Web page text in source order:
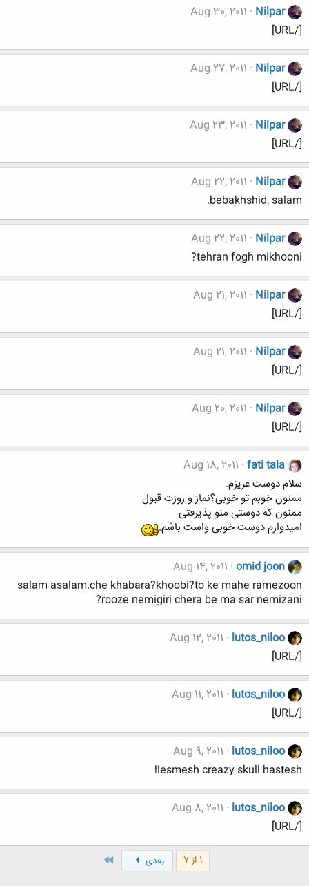
Nilpar
Aug 30, 2011
[/URL]
Nilpar
Aug 27, 2011
[/URL]
Nilpar
Aug 23, 2011
[/URL]
Nilpar
Aug 22, 2011
bebakhshid, salam.
Nilpar
Aug 22, 2011
tehran fogh mikhooni?
Nilpar
Aug 21, 2011
[/URL]
Nilpar
Aug 21, 2011
[/URL]
Nilpar
Aug 20, 2011
[/URL]
fati tala
Aug 18, 2011
سلام دوست عزیزم.
ممنون خوبم تو خوبی؟نماز و روزت قبول
ممنون که دوستی منو پذیرفتی
امیدوارم دوست خوبی واست باشم.
omid joon
Aug 14, 2011
salam asalam.che khabara?khoobi?to ke mahe ramezoon
rooze nemigiri chera be ma sar nemizani?
lutos_niloo
Aug 12, 2011
[/URL]
lutos_niloo
Aug 11, 2011
[/URL]
lutos_niloo
Aug 9, 2011
esmesh creazy skull hastesh!!
lutos_niloo
Aug 8, 2011
[/URL]
1 از 7 بعدی